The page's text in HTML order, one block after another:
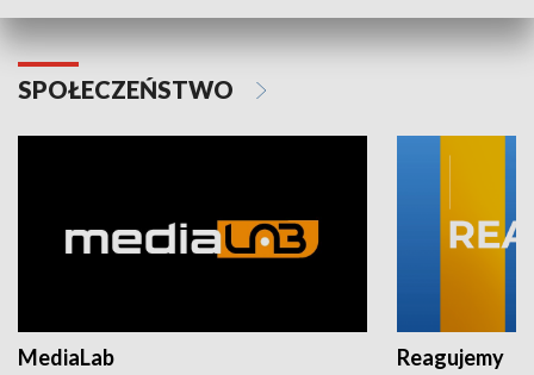
SPOŁECZEŃSTWO
MediaLab Reagujemy